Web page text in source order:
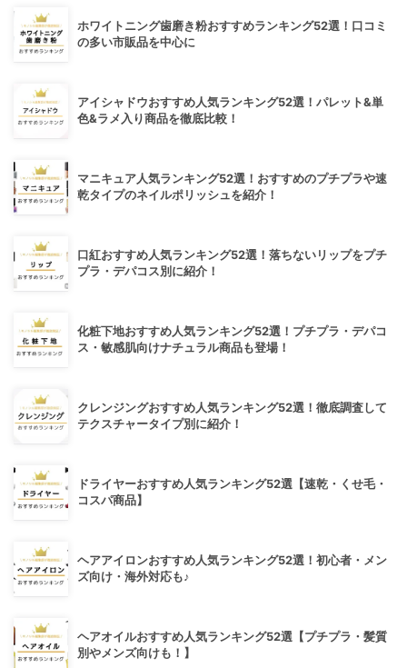
ホワイトニング歯磨き粉おすすめランキング52選！口コミ
の多い市販品を中心に
アイシャドウおすすめ人気ランキング52選！パレット&単
色&ラメ入り商品を徹底比較！
マニキュア人気ランキング52選！おすすめのプチプラや速
乾タイプのネイルポリッシュを紹介！
口紅おすすめ人気ランキング52選！落ちないリップをプチ
プラ・デパコス別に紹介！
化粧下地おすすめ人気ランキング52選！プチプラ・デパコ
ス・敏感肌向けナチュラル商品も登場！
クレンジングおすすめ人気ランキング52選！徹底調査して
テクスチャータイプ別に紹介！
ドライヤーおすすめ人気ランキング52選【速乾・くせ毛・
コスパ商品】
ヘアアイロンおすすめ人気ランキング52選！初心者・メン
ズ向け・海外対応も♪
ヘアオイルおすすめ人気ランキング52選【プチプラ・髪質
別やメンズ向けも！】